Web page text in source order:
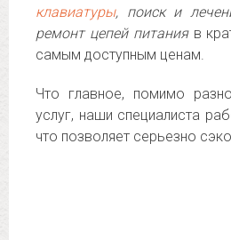
клавиатуры, поиск и
ремонт цепей питанияв
самым доступным ценам.
Что главное, помимо
услуг, наши специалиста
что позволяет серьезно